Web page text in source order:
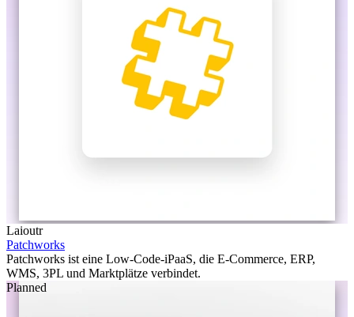
Laioutr
Patchworks
Patchworks ist eine Low-Code-iPaaS, die E-Commerce, ERP,
WMS, 3PL und Marktplätze verbindet.
Planned